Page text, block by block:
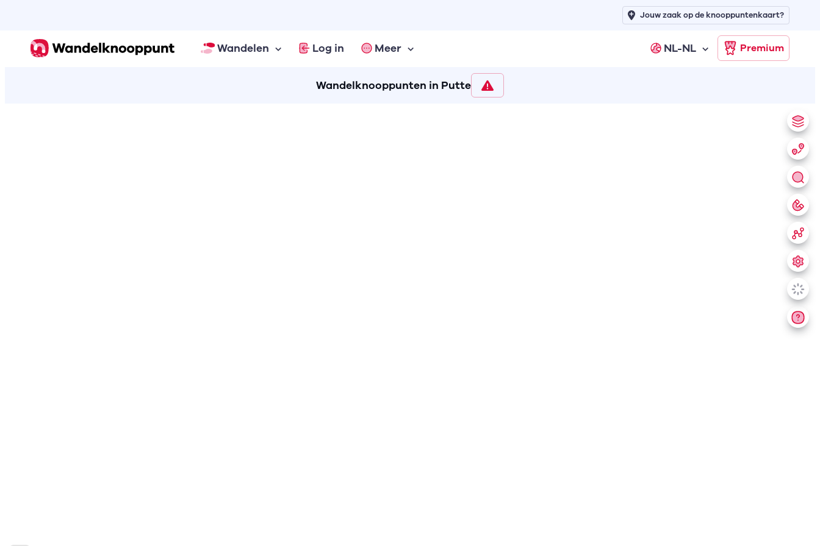
Wandelen Log in Meer NL-NL Premium
Jouw zaak op de knooppuntenkaart?
Wandelknooppunten in Putte